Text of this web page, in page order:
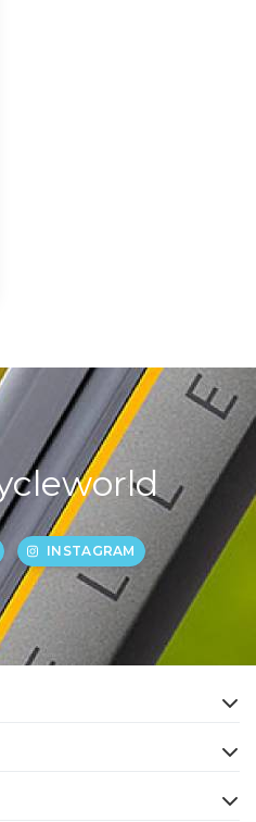
INSTAGRAM